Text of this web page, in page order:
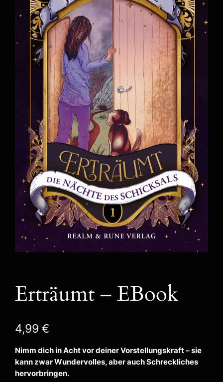
Erträumt – EBook
4,99€
Nimm dich in Acht vor deiner Vorstellungskraft – sie
kann zwar Wundervolles, aber auch Schreckliches
hervorbringen.